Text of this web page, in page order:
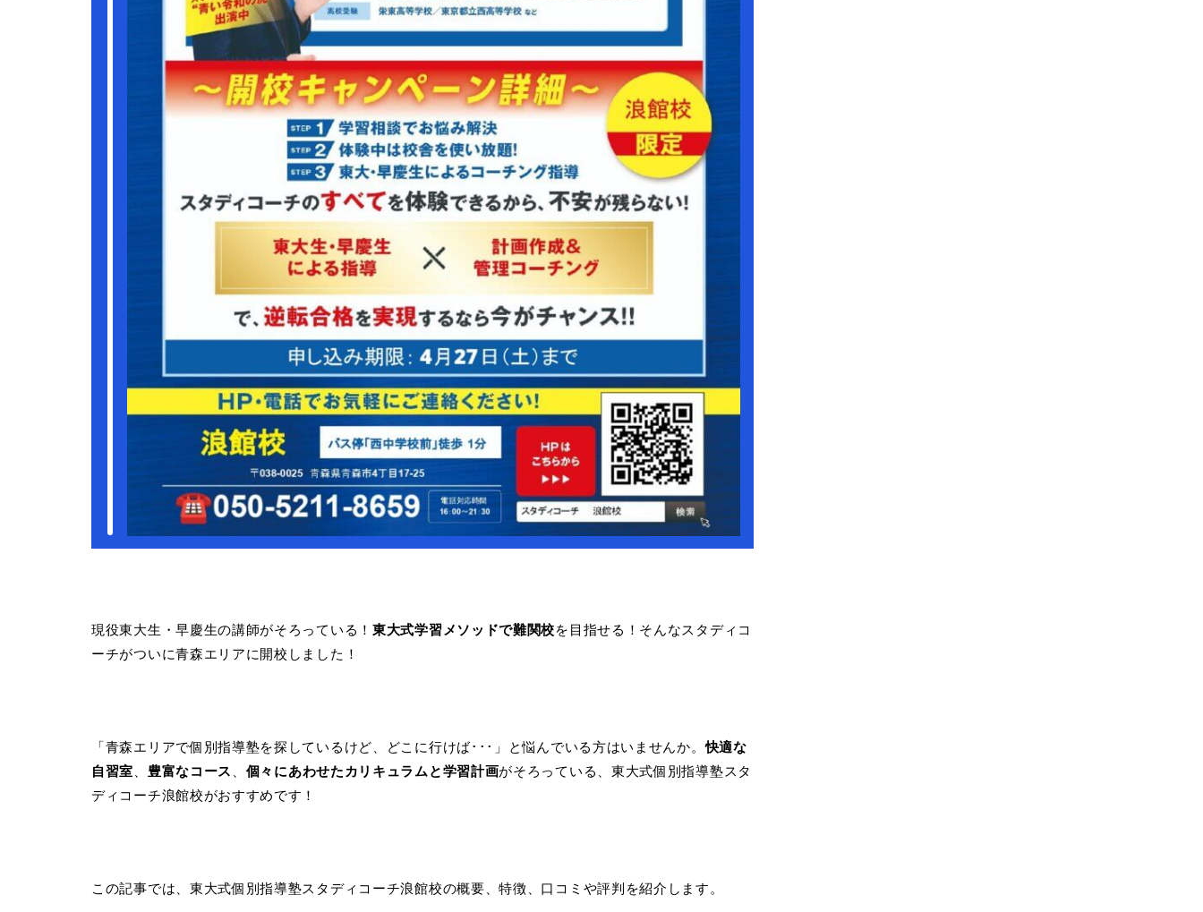
現役東大生・早慶生の講師がそろっている！ 東大式学習メソッドで難関校を目指せる！そんなスタディコ
ーチがついに青森エリアに開校しました！
「青森エリアで個別指導塾を探しているけど、どこに行けば･･･」と悩んでいる方はいませんか。快適な
自習室、 豊富なコース 、 個々にあわせたカリキュラムと学習計画がそろっている、東大式個別指導塾スタ
ディコーチ浪館校がおすすめです！
この記事では、東大式個別指導塾スタディコーチ浪館校の概要、特徴、口コミや評判を紹介します。